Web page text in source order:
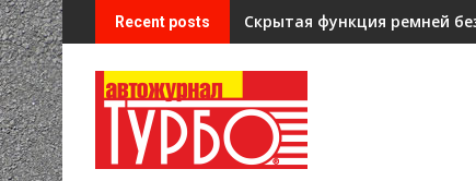
Skip
to
content
Recent posts Скрытая функция ремней